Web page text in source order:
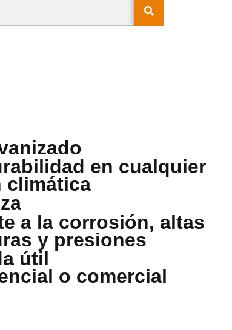
en cualquier
climática
a la corrosión, altas
y presiones
útil
o comercial